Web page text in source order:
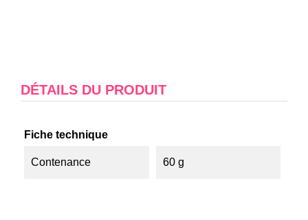
DÉTAILS DU PRODUIT
Fiche technique
Contenance 60 g